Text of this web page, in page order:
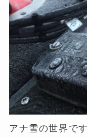
アナ雪の世界で